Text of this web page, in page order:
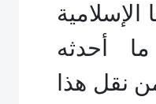
أحدثه
نقل هذا